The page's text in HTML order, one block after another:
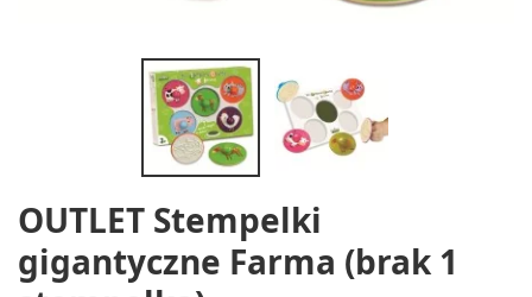
OUTLET Stempelki
gigantyczne Farma (brak 1